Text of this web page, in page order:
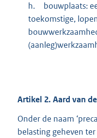
h.
bouwplaats:
toekomstige,
Artikel 2. Aard van
Onder de naam
belasting geheven